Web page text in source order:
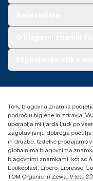
Essity Hungary Kft.
Budakeszi út 51.
Tork, blagovna znamka
področju higiene in zdravja.
uporablja milijarda ljudi po
zagotavljanju dobrega počutja
in družbe. Izdelke prodajamo
globalnima blagovnima
blagovnimi znamkami, kot so
Leukoplast, Libero, Libresse,
TOM Organic in Zewa. V letu